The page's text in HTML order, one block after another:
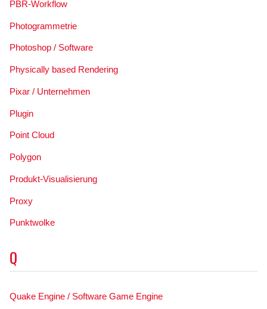
PBR-Workflow
Photogrammetrie
Photoshop / Software
Physically based Rendering
Pixar / Unternehmen
Plugin
Point Cloud
Polygon
Produkt-Visualisierung
Proxy
Punktwolke
Q
Quake Engine / Software Game Engine